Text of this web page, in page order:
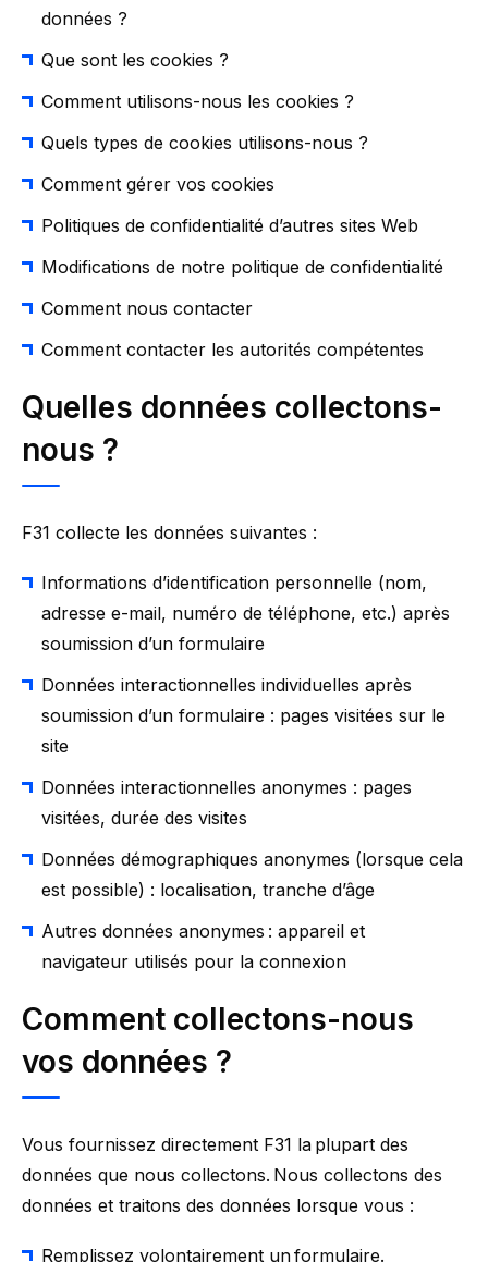
données ?
Que sont les cookies ?
Comment utilisons-nous les cookies ?
Quels types de cookies utilisons-nous ?
Comment gérer vos cookies
Politiques de confidentialité d’autres sites Web
Modifications de notre politique de confidentialité
Comment nous contacter
Comment contacter les autorités compétentes
Quelles données collectons-
nous ?
F31 collecte les données suivantes :
Informations d’identification personnelle (nom,
adresse e-mail, numéro de téléphone, etc.) après
soumission d’un formulaire
Données interactionnelles individuelles après
soumission d’un formulaire : pages visitées sur le
site
Données interactionnelles anonymes : pages
visitées, durée des visites
Données démographiques anonymes (lorsque cela
est possible) : localisation, tranche d’âge
Autres données anonymes : appareil et
navigateur utilisés pour la connexion
Comment collectons-nous
vos données ?
Vous fournissez directement F31 la plupart des
données que nous collectons. Nous collectons des
données et traitons des données lorsque vous :
Remplissez volontairement un formulaire.